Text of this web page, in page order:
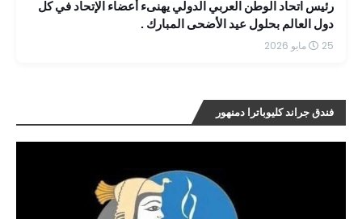
رئيس اتحاد الوطن العربي الدولي يهنىء أعضاء الإتحاد في كل
دول العالم بحلول عيد الأضحى المبارك .
25 مايو 2026
فندق جراند كليوباترا دمنهور